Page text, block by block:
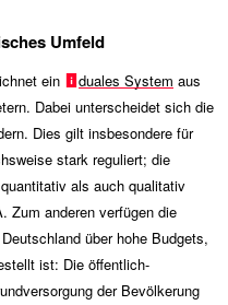
Umfeld
ein duales System aus
Dabei unterscheidet sich die
Dies gilt insbesondere für
stark reguliert; die
als auch qualitativ
Zum anderen verfügen die
über hohe Budgets,
ist: Die öffentlich-
der Bevölkerung